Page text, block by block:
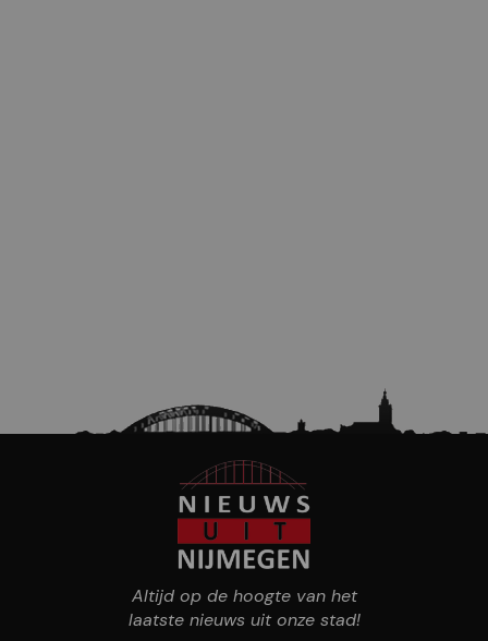
Altijd op de hoogte van het
laatste nieuws uit onze stad!